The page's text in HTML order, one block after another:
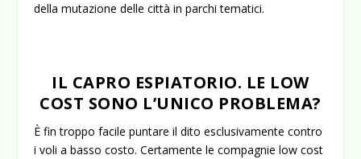
della mutazione delle città in parchi tematici.
IL CAPRO ESPIATORIO. LE LOW
COST SONO L’UNICO PROBLEMA?
È fin troppo facile puntare il dito esclusivamente contro
i voli a basso costo. Certamente le compagnie low cost